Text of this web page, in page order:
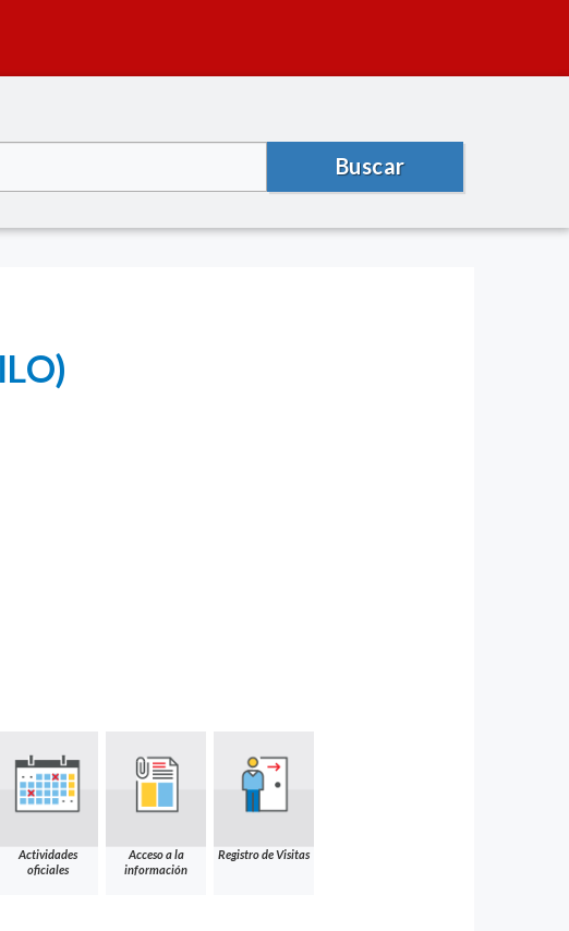
Buscar
Actividades
oficiales
Acceso a la
información
Registro de Visitas